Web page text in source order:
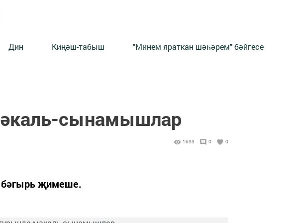
Дин Киңәш-табыш "Минем яраткан шәһәрем" бәйгесе
сынамышлар
1633 0 0
бәгырь җимеше.